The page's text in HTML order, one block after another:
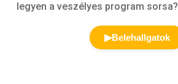
legyen a veszélyes program sorsa?
▶Belehallgatok